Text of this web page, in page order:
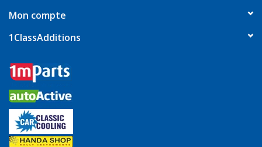
Mon compte
1ClassAdditions